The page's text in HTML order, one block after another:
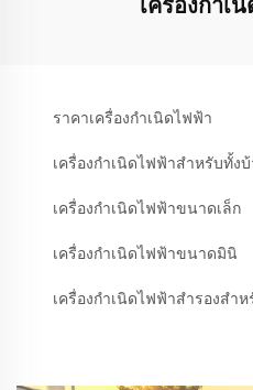
ราคาเครื่องกำเนิดไฟฟ้า
เครื่องกำเนิดไฟฟ้าสำหรับทั้ง
เครื่องกำเนิดไฟฟ้าขนาดเล็ก
เครื่องกำเนิดไฟฟ้าขนาดมินิ
เครื่องกำเนิดไฟฟ้าสำรองสำ